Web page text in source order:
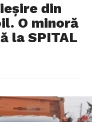
din
O minoră
la SPITAL